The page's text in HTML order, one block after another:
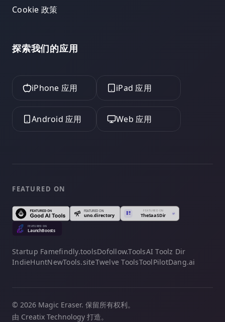
Cookie 政策
探索我们的应用
iPhone 应用 iPad 应用
Android 应用 Web 应用
FEATURED ON
Startup Famefindly.toolsDofollow.ToolsAI Toolz Dir
IndieHuntNewTools.siteTwelve ToolsToolPilotDang.ai
© 2026 Magic Eraser. 保留所有权利。
由 Creatix Technology 打造。